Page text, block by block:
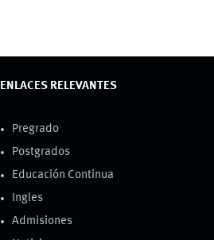
ENLACES RELEVANTES
Pregrado
Postgrados
Educación Continua
Ingles
Admisiones